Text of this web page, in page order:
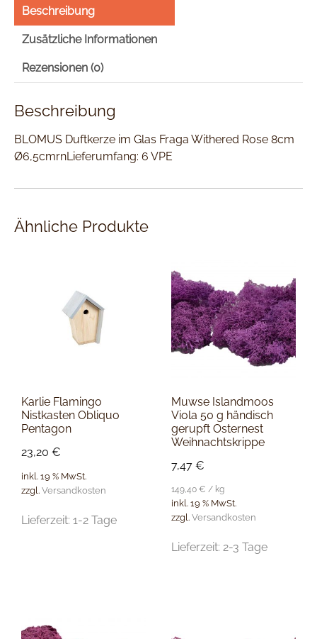
Beschreibung
Zusätzliche Informationen
Rezensionen (0)
Beschreibung
BLOMUS Duftkerze im Glas Fraga Withered Rose 8cm
Ø6,5cmrnLieferumfang: 6 VPE
Ähnliche Produkte
Karlie Flamingo
Nistkasten Obliquo
Pentagon
23,20 €
inkl. 19 % MwSt.
zzgl. Versandkosten
Lieferzeit: 1-2 Tage
Muwse Islandmoos
Viola 50 g händisch
gerupft Osternest
Weihnachtskrippe
7,47€
149,40€ / kg
inkl. 19 % MwSt.
zzgl.Versandkosten
Lieferzeit:2-3 Tage